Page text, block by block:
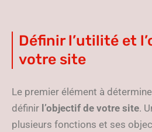
Définir l’utilité et
votre site
Le premier élément à
définir l’objectif de votre site.
plusieurs fonctions et ses